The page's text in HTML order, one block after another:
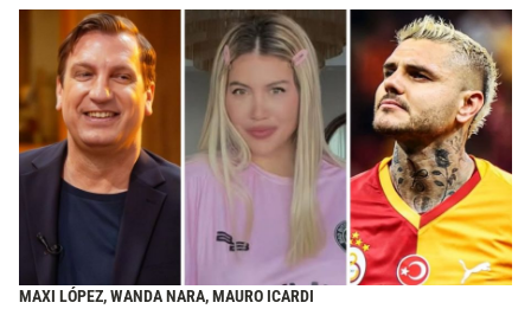
MAXI LÓPEZ, WANDA NARA, MAURO ICARDI